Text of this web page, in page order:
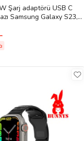
Samsung Galaxy S23,
A53, A72, M43, M53, Z
3, Flip 4, Hızlı Şarj Güç